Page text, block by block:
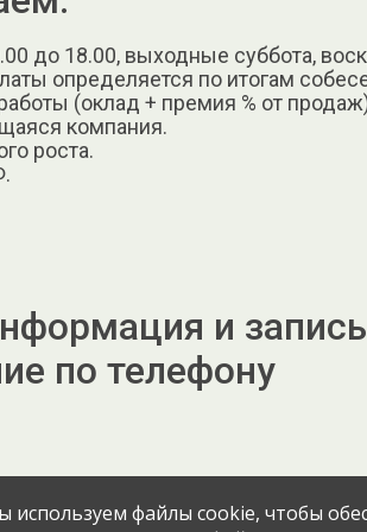
до 18.00, выходные суббота,
определяется по итогам
(оклад + премия % от
компания.
роста.
и
по телефону
используем файлы cookie, чтобы